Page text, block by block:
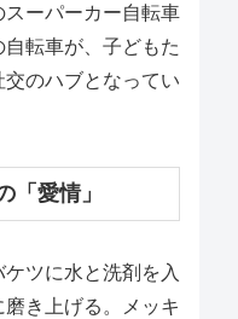
ーパーカー自転車
転車が、子どもた
のハブとなってい
「愛情」
ツに水と洗剤を入
き上げる。メッキ